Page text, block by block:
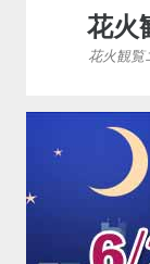
花火
花火観覧